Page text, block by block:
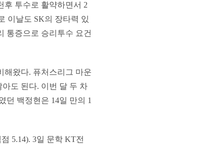
후 투수로 활약하면서 2
이날도 SK의 장타력 있
통증으로 승리투수 요건
해왔다. 퓨처스리그 마운
도 된다. 이번 달 두 차
던 백정현은 14일 만의 1
5.14). 3일 문학 KT전